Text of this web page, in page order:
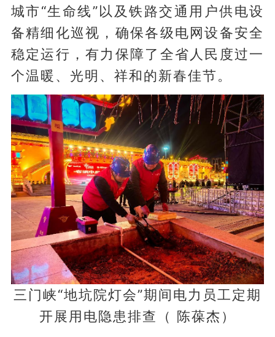
城市“生命线”以及铁路交通用户供电设
备精细化巡视，确保各级电网设备安全
稳定运行，有力保障了全省人民度过一
个温暖、光明、祥和的新春佳节。
三门峡“地坑院灯会”期间电力员工定期
开展用电隐患排查（ 陈葆杰）